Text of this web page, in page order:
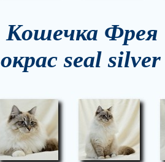
Кошечка Фрея
окрас seal